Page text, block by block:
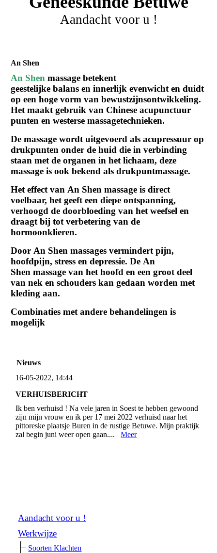
Aandacht voor u !
An Shen
An Shen massage betekent
geestelijke balans en innerlijk evenwicht en duidt
op een hoge vorm van bewustzijnsontwikkeling.
Het maakt gebruik van Chinese acupunctuur
punten en westerse massagetechnieken.
De massage wordt uitgevoerd als acupressuur op
drukpunten onder de huid die in verbinding
staan met de organen in het lichaam, deze
massage is ook bekend als drukpuntmassage.
Het effect van An Shen massage is direct
voelbaar, het geeft een diepe ontspanning,
verhoogd de doorbloeding van het weefsel en
draagt bij tot verbetering van de
hormoonklieren.
Door An Shen massages vermindert pijn,
hoofdpijn, stress en depressie. De An
Shen massage van het hoofd en een groot deel
van nek en schouders kan gedaan worden met
kleding aan.
Combinaties met andere behandelingen is
mogelijk
Nieuws
16-05-2022, 14:44
VERHUISBERICHT
Ik ben verhuisd ! Na vele jaren in Soest te hebben gewoond
zijn mijn vrouw en ik per 17 mei 2022 verhuisd naar het
pittoreske plaatsje Buren in de rustige Betuwe. Mijn praktijk
zal begin juni weer open gaan....Meer
Aandacht voor u !
Werkwijze
Soorten Klachten